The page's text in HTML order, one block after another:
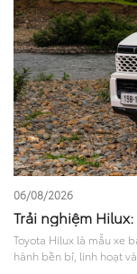
06/08/2026
Trải nghiệm
Toyota Hilux là mẫu xe
hành bền bỉ, linh hoạt